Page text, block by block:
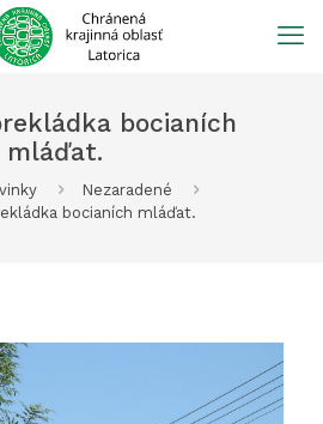
bocianích
mláďat.
Nezaradené
bocianích mláďat.